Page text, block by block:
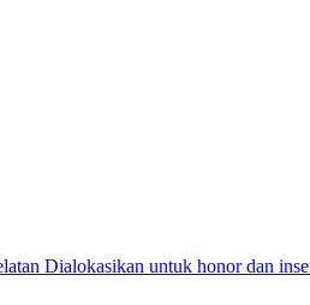
Dialokasikan untuk honor dan